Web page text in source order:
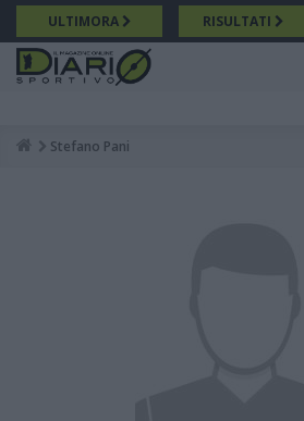
Salta
al
contenuto
principale
ULTIMORA RISULTATI
Breadcrumb
Stefano Pani